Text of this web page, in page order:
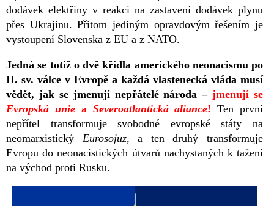
dodávek elektřiny v reakci na zastavení dodávek plynu
přes Ukrajinu. Přitom jediným opravdovým řešením je
vystoupení Slovenska z EU a z NATO.
Jedná se totiž o dvě křídla amerického neonacismu po
II. sv. válce v Evropě a každá vlastenecká vláda musí
vědět, jak se jmenují nepřátelé národa –jmenují se
Evropská uniea Severoatlantická aliance! Ten první
nepřítel transformuje svobodné evropské státy na
neomarxistický Eurosojuz, a ten druhý transformuje
Evropu do neonacistických útvarů nachystaných k tažení
na východ proti Rusku.